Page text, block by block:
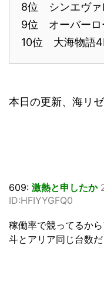
8位 シンエヴァ
9位 オーバーロ
10位 大海物語
本日の更新、海リ
609: 激熱と申したか
ID:HFIYYGFQ0
稼働率で競ってるか
斗とアリア同じ台数